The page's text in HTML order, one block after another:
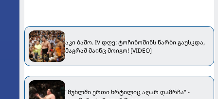
აკი ბაშო. IV დღე: ტოჩინოშინს წარბი გაუსკდა,
მაგრამ მაინც მოიგო! [VIDEO]
"მუხლში ერთი ხრტილიც აღარ დამრჩა" -